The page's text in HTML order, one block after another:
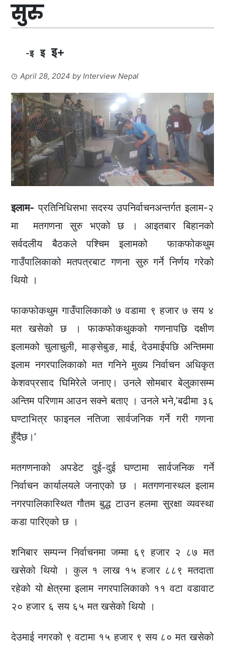
सुरु
-इ इ इ+
April 28, 2024 byInterview Nepal
इलाम- प्रतिनिधिसभा सदस्य उपनिर्वाचनअन्तर्गत इलाम-२
मा मतगणना सुरु भएको छ । आइतबार बिहानको
सर्वदलीय बैठकले पश्चिम इलामको फाकफोकथुम
गाउँपालिकाको मतपत्रबाट गणना सुरु गर्ने निर्णय गरेको
थियो ।
फाकफोकथुम गाउँपालिकाको ७ वडामा ९ हजार ७ सय ४
मत खसेको छ । फाकफोकथुकको गणनापछि दक्षीण
इलामको चुलाचुली, माङ्सेबुङ, माई, देउमाईपछि अन्तिममा
इलाम नगरपालिकाको मत गनिने मुख्य निर्वाचन अधिकृत
केशवप्रसाद घिमिरेले जनाए। उनले सोमबार बेलुकासम्म
अन्तिम परिणाम आउन सक्ने बताए । उनले भने,’बढीमा ३६
घण्टाभित्र फाइनल नतिजा सार्वजनिक गर्ने गरी गणना
हुँदैछ।’
मतगणनाको अपडेट दुई-दुई घण्टामा सार्वजनिक गर्ने
निर्वाचन कार्यालयले जनाएको छ । मतगणनास्थल इलाम
नगरपालिकास्थित गौतम बुद्ध टाउन हलमा सुरक्षा व्यवस्था
कडा पारिएको छ ।
शनिबार सम्पन्न निर्वाचनमा जम्मा ६९ हजार २ ८७ मत
खसेको थियो । कुल १ लाख १५ हजार ८८९ मतदाता
रहेको यो क्षेत्रमा इलाम नगरपालिकाको ११ वटा वडावाट
२० हजार ६ सय ६५ मत खसेको थियो ।
देउमाई नगरको ९ वटामा १५ हजार ९ सय ८० मत खसेको